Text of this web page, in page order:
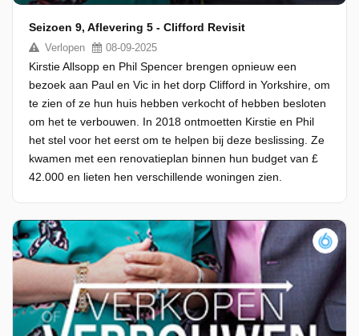
Seizoen 9, Aflevering 5 - Clifford Revisit
Verlopen 08-09-2025
Kirstie Allsopp en Phil Spencer brengen opnieuw een
bezoek aan Paul en Vic in het dorp Clifford in Yorkshire, om
te zien of ze hun huis hebben verkocht of hebben besloten
om het te verbouwen. In 2018 ontmoetten Kirstie en Phil
het stel voor het eerst om te helpen bij deze beslissing. Ze
kwamen met een renovatieplan binnen hun budget van £
42.000 en lieten hen verschillende woningen zien.